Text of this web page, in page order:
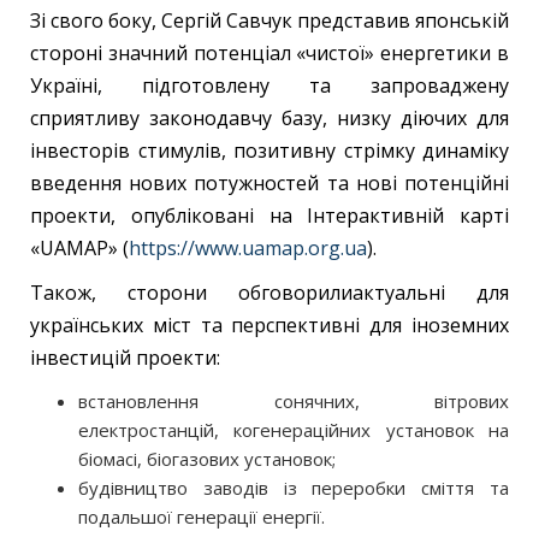
Зі свого боку, Сергій Савчук представив японській
стороні значний потенціал «чистої» енергетики в
Україні, підготовлену та запроваджену
сприятливу законодавчу базу, низку діючих для
інвесторів стимулів, позитивну стрімку динаміку
введення нових потужностей та нові потенційні
проекти, опубліковані на Інтерактивній карті
«UAMAP» (https://www.uamap.org.ua).
Також, сторони обговорилиактуальні для
українських міст та перспективні для іноземних
інвестицій проекти:
встановлення сонячних, вітрових
електростанцій, когенераційних установок на
біомасі, біогазових установок;
будівництво заводів із переробки сміття та
подальшої генерації енергії.